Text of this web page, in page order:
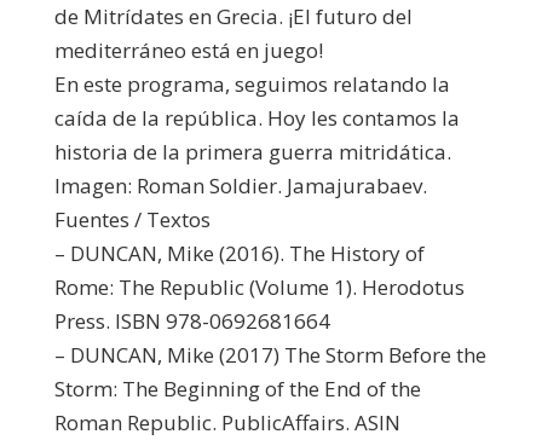
de Mitrídates en Grecia. ¡El futuro del
mediterráneo está en juego!
En este programa, seguimos relatando la
caída de la república. Hoy les contamos la
historia de la primera guerra mitridática.
Imagen: Roman Soldier. Jamajurabaev.
Fuentes / Textos
– DUNCAN, Mike (2016). The History of
Rome: The Republic (Volume 1). Herodotus
Press. ISBN 978-0692681664
– DUNCAN, Mike (2017) The Storm Before the
Storm: The Beginning of the End of the
Roman Republic. PublicAffairs. ASIN